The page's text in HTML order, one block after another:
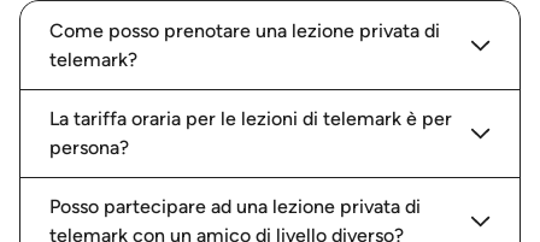
Come posso prenotare una lezione privata di
telemark?
La tariffa oraria per le lezioni di telemark è per
persona?
Posso partecipare ad una lezione privata di
telemark con un amico di livello diverso?